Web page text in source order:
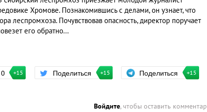
Хромове. Познакомившись с делами, он узнает, что
леспромхоза. Почувствовав опасность, директор поручает
его обратно...
0 +15 Поделиться +15 Поделиться +15
Войдите, чтобы оставить